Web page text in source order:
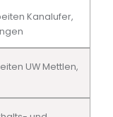
Kanalufer,
UW Mettlen,